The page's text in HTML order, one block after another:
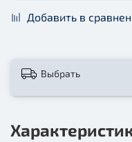
Добавить в
Выбрать